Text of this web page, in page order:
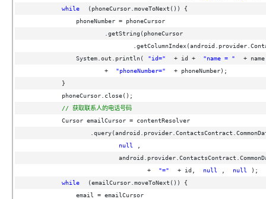
while
(phoneCursor.moveToNext()) {
phoneNumber = phoneCursor
.getString(phoneCursor
System.out.println(
"id=" + id + "name = "
+ name
+
"phoneNumber="
+ phoneNumber);
}
phoneCursor.close();
// 获取联系人的电话号码
Cursor emailCursor = contentResolver
null
+
"=" + id, null null
);
while
(emailCursor.moveToNext()) {
email = emailCursor